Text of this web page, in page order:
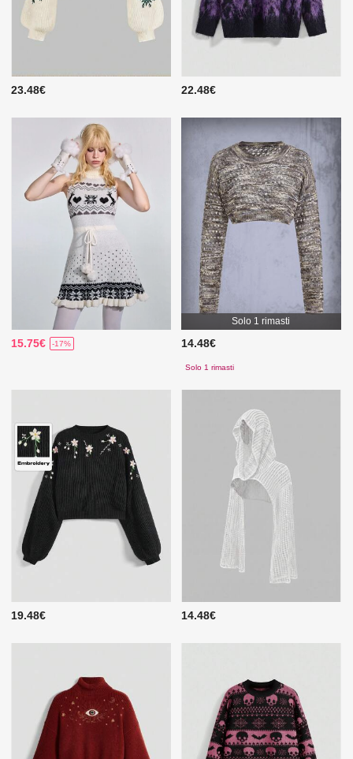
23.48€ 22.48€
15.75€ -17%
Solo 1 rimasti
14.48€
Solo 1 rimasti
19.48€ 14.48€